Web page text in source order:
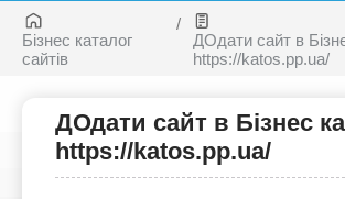
Бізнес каталог
сайтів
ДОдати сайт в
https://katos.pp.ua/
ДОдати сайт в Бізнес
https://katos.pp.ua/